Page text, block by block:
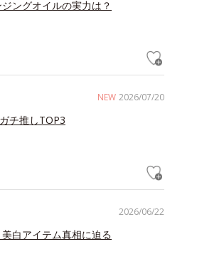
ングオイルの実力は？
NEW 2026/07/20
チ推しTOP3
2026/06/22
白アイテム真相に迫る